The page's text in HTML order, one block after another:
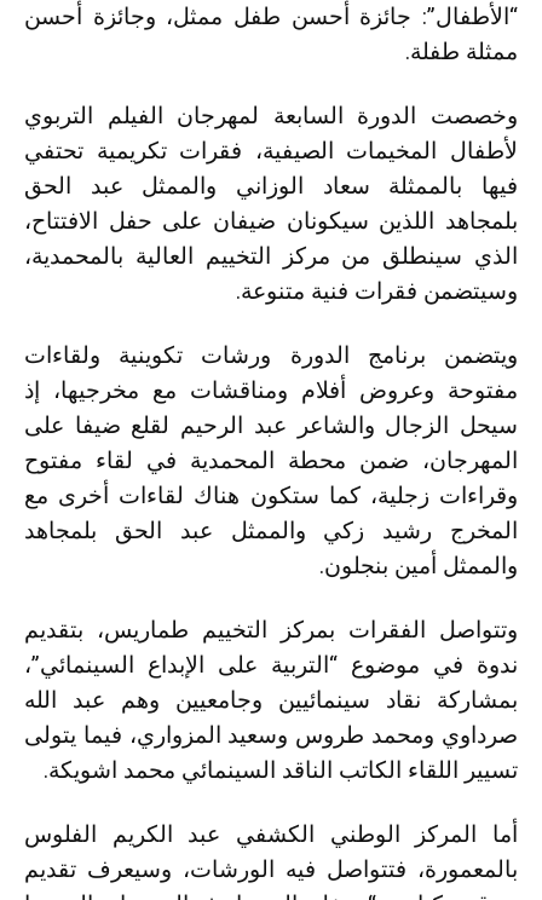
“الأطفال”: جائزة أحسن طفل ممثل، وجائزة أحسن
ممثلة طفلة.
وخصصت الدورة السابعة لمهرجان الفيلم التربوي
لأطفال المخيمات الصيفية، فقرات تكريمية تحتفي
فيها بالممثلة سعاد الوزاني والممثل عبد الحق
بلمجاهد اللذين سيكونان ضيفان على حفل الافتتاح،
الذي سينطلق من مركز التخييم العالية بالمحمدية،
وسيتضمن فقرات فنية متنوعة.
ويتضمن برنامج الدورة ورشات تكوينية ولقاءات
مفتوحة وعروض أفلام ومناقشات مع مخرجيها، إذ
سيحل الزجال والشاعر عبد الرحيم لقلع ضيفا على
المهرجان، ضمن محطة المحمدية في لقاء مفتوح
وقراءات زجلية، كما ستكون هناك لقاءات أخرى مع
المخرج رشيد زكي والممثل عبد الحق بلمجاهد
والممثل أمين بنجلون.
وتتواصل الفقرات بمركز التخييم طماريس، بتقديم
ندوة في موضوع “التربية على الإبداع السينمائي”،
بمشاركة نقاد سينمائيين وجامعيين وهم عبد الله
صرداوي ومحمد طروس وسعيد المزواري، فيما يتولى
تسيير اللقاء الكاتب الناقد السينمائي محمد اشويكة.
أما المركز الوطني الكشفي عبد الكريم الفلوس
بالمعمورة، فتتواصل فيه الورشات، وسيعرف تقديم